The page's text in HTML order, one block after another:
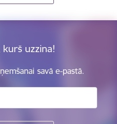
kurš uzzina!
savā e-pastā.